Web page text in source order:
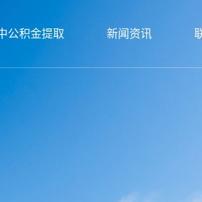
公积金提取 新闻资讯